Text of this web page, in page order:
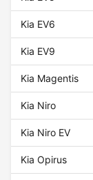
Kia EV6
Kia EV9
Kia Magentis
Kia Niro
Kia Niro EV
Kia Opirus